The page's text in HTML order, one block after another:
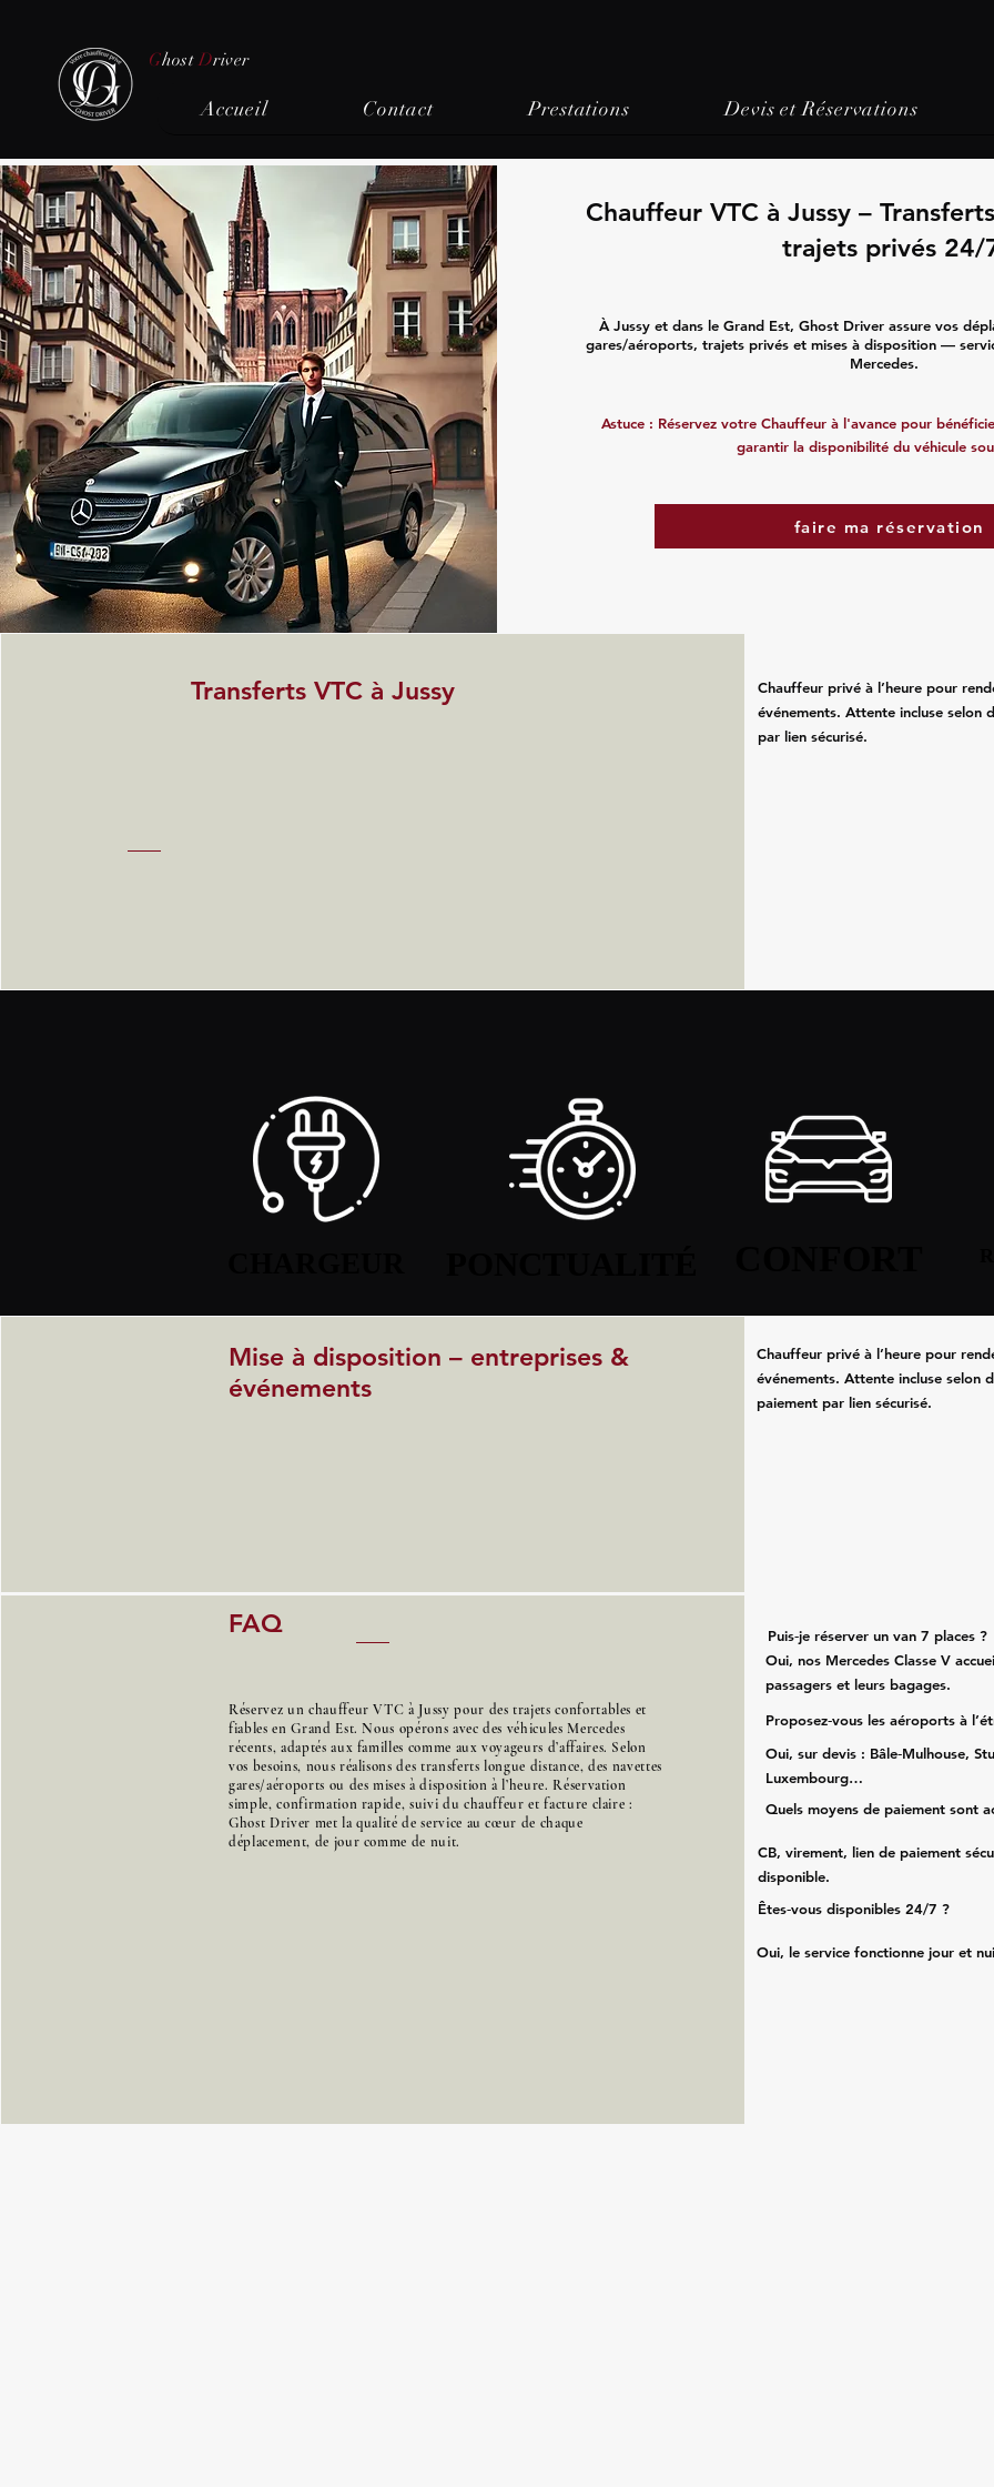
Ghost Driver
Accueil Contact Prestations Devis et Réservations
Chauffeur VTC à Jussy –
trajets privés 24/
À Jussy et dans le Grand Est, Ghost Driver assure vos
gares/aéroports, trajets privés et mises à disposition —
Mercedes.
Astuce : Réservez votre Chauffeur à l'avance pour
garantir la disponibilité du véhicule
faire ma réservation
Transferts VTC à Jussy
Chauffeur privé à l’heure pour
événements. Attente incluse selon
par lien sécurisé.
Mise à disposition – entreprises &
événements
Chauffeur privé à l’heure pour
événements. Attente incluse selon
paiement par lien sécurisé.
FAQ
Réservez un chauffeur VTC à Jussy pour des trajets confortables et
fiables en Grand Est. Nous opérons avec des véhicules Mercedes
récents, adaptés aux familles comme aux voyageurs d’affaires. Selon
vos besoins, nous réalisons des transferts longue distance, des navettes
gares/aéroports ou des mises à disposition à l’heure. Réservation
simple, confirmation rapide, suivi du chauffeur et facture claire :
Ghost Driver met la qualité de service au cœur de chaque
déplacement, de jour comme de nuit.
Puis‑je réserver un van 7 places ?
Oui, nos Mercedes Classe V
passagers et leurs bagages.
Proposez‑vous les aéroports à
Oui, sur devis : Bâle‑Mulhouse,
Luxembourg…
Quels moyens de paiement sont
CB, virement, lien de paiement
disponible.
Êtes‑vous disponibles 24/7 ?
Oui, le service fonctionne jour et